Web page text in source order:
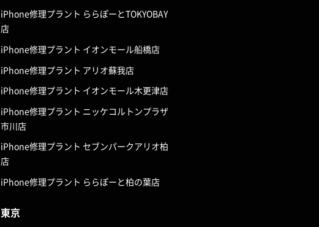
iPhone修理プラント ららぽーとTOKYOBAY
店
iPhone修理プラント イオンモール船橋店
iPhone修理プラント アリオ蘇我店
iPhone修理プラント イオンモール木更津店
iPhone修理プラント ニッケコルトンプラザ
市川店
iPhone修理プラント セブンパークアリオ柏
店
iPhone修理プラント ららぽーと柏の葉店
東京